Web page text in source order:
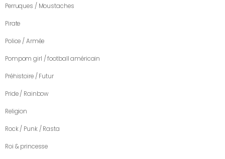
Perruques / Moustaches
Pirate
Police / Armée
Pompom girl / football américain
Préhistoire / Futur
Pride / Rainbow
Religion
Rock / Punk / Rasta
Roi & princesse